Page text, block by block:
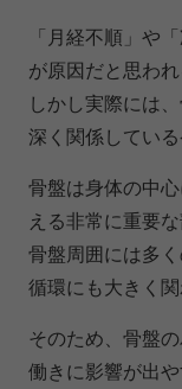
「月経不順」や
が原因だと思わ
しかし実際には
深く関係してい
骨盤は身体の中
える非常に重要な
骨盤周囲には多
循環にも大きく関
そのため、骨盤
働きに影響が出